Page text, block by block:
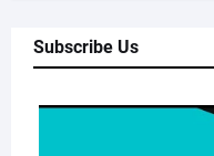
Subscribe Us